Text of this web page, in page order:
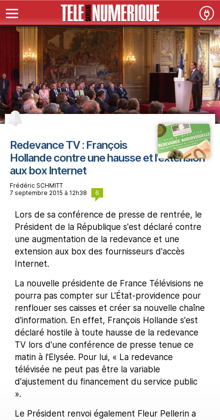
Redevance TV : François
Hollande contre une hausse et l'extension
aux box Internet
Frédéric SCHMITT
7 septembre 2015 à 12h38
6
Lors de sa conférence de presse de rentrée, le
Président de la République s'est déclaré contre
une augmentation de la redevance et une
extension aux box des fournisseurs d'accès
Internet.
La nouvelle présidente de France Télévisions ne
pourra pas compter sur L'État-providence pour
renflouer ses caisses et créer sa nouvelle chaîne
d'information. En effet, François Hollande s'est
déclaré hostile à toute hausse de la redevance
TV lors d'une conférence de presse tenue ce
matin à l'Elysée. Pour lui, « La redevance
télévisée ne peut pas être la variable
d'ajustement du financement du service public
».
Le Président renvoi également Fleur Pellerin a